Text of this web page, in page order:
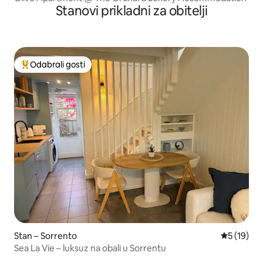
Stanovi prikladni za obitelji
Među najviše rangiranima s oznakom „Odabrali gosti”
Odabrali gosti
Stan – Sorrento Prosječna
5 (19)
Sea La Vie – luksuz na obali u Sorrentu